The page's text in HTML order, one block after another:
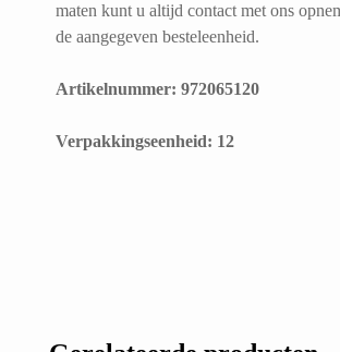
maten kunt u altijd contact met ons
de aangegeven besteleenheid.
Artikelnummer: 972065120
​Verpakkingseenheid: 12